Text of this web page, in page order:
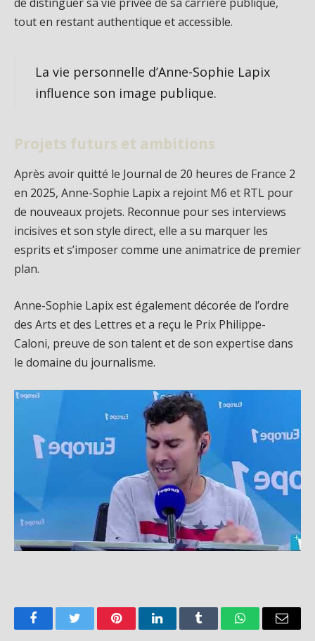
tout en restant authentique et accessible.
La vie personnelle d’Anne-Sophie Lapix
influence son image publique.
Projets futurs et ambitions
Après avoir quitté le Journal de 20 heures de France 2
en 2025, Anne-Sophie Lapix a rejoint M6 et RTL pour
de nouveaux projets. Reconnue pour ses interviews
incisives et son style direct, elle a su marquer les
esprits et s’imposer comme une animatrice de premier
plan.
Anne-Sophie Lapix est également décorée de l’ordre
des Arts et des Lettres et a reçu le Prix Philippe-
Caloni, preuve de son talent et de son expertise dans
le domaine du journalisme.
FacebookTwitter PinterestLinkedInTumblr WhatsAppEmail